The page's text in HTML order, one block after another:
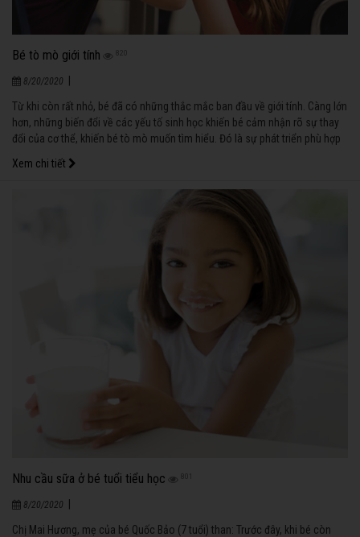
Bé tò mò giới tính 820
8/20/2020 |
Từ khi còn rất nhỏ, bé đã có những thắc mắc ban đầu về giới tính. Càng lớn
hơn, những biến đổi về các yếu tố sinh học khiến bé cảm nhận rõ sự thay
đổi của cơ thể, khiến bé tò mò muốn tìm hiểu. Đó là sự phát triển phù hợp
Xem chi tiết
Nhu cầu sữa ở bé tuổi tiểu học 801
8/20/2020
Chị Mai Hương, mẹ của bé Quốc Bảo (7 tuổi) than: Trước đây, khi bé còn